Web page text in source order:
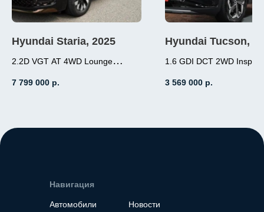
Hyundai Staria, 2025
2.2D VGT AT 4WD Lounge
7 799 000 р.
Hyundai Tucson,
1.6 GDI DCT 2WD
Место нахождение -
3 569 000 р.
Навигация
Автомобили
Новости